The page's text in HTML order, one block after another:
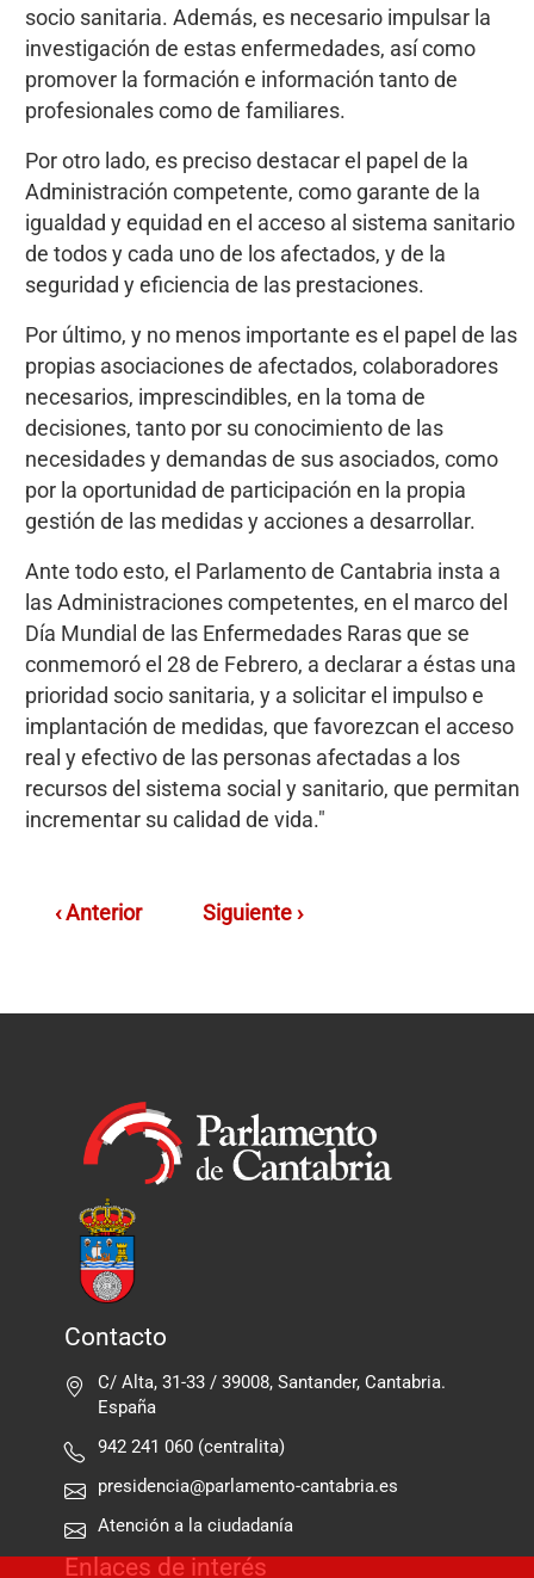
socio sanitaria. Además, es necesario impulsar la
investigación de estas enfermedades, así como
promover la formación e información tanto de
profesionales como de familiares.
Por otro lado, es preciso destacar el papel de la
Administración competente, como garante de la
igualdad y equidad en el acceso al sistema sanitario
de todos y cada uno de los afectados, y de la
seguridad y eficiencia de las prestaciones.
Por último, y no menos importante es el papel de las
propias asociaciones de afectados, colaboradores
necesarios, imprescindibles, en la toma de
decisiones, tanto por su conocimiento de las
necesidades y demandas de sus asociados, como
por la oportunidad de participación en la propia
gestión de las medidas y acciones a desarrollar.
Ante todo esto, el Parlamento de Cantabria insta a
las Administraciones competentes, en el marco del
Día Mundial de las Enfermedades Raras que se
conmemoró el 28 de Febrero, a declarar a éstas una
prioridad socio sanitaria, y a solicitar el impulso e
implantación de medidas, que favorezcan el acceso
real y efectivo de las personas afectadas a los
recursos del sistema social y sanitario, que permitan
incrementar su calidad de vida."
‹ Anterior Siguiente ›
Contacto
C/ Alta, 31-33 / 39008, Santander, Cantabria.
España
942 241 060 (centralita)
presidencia@parlamento-cantabria.es
Atención a la ciudadanía
Enlaces de interés